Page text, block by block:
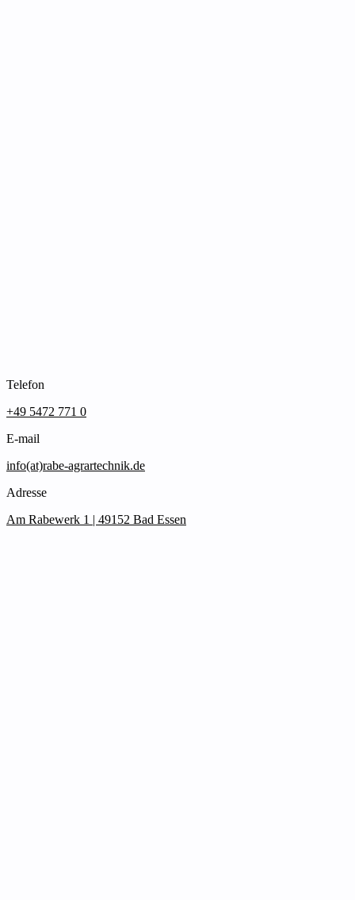
Telefon
+49 5472 771 0
E-mail
info(at)rabe-agrartechnik.de
Adresse
Am Rabewerk 1 | 49152 Bad Essen